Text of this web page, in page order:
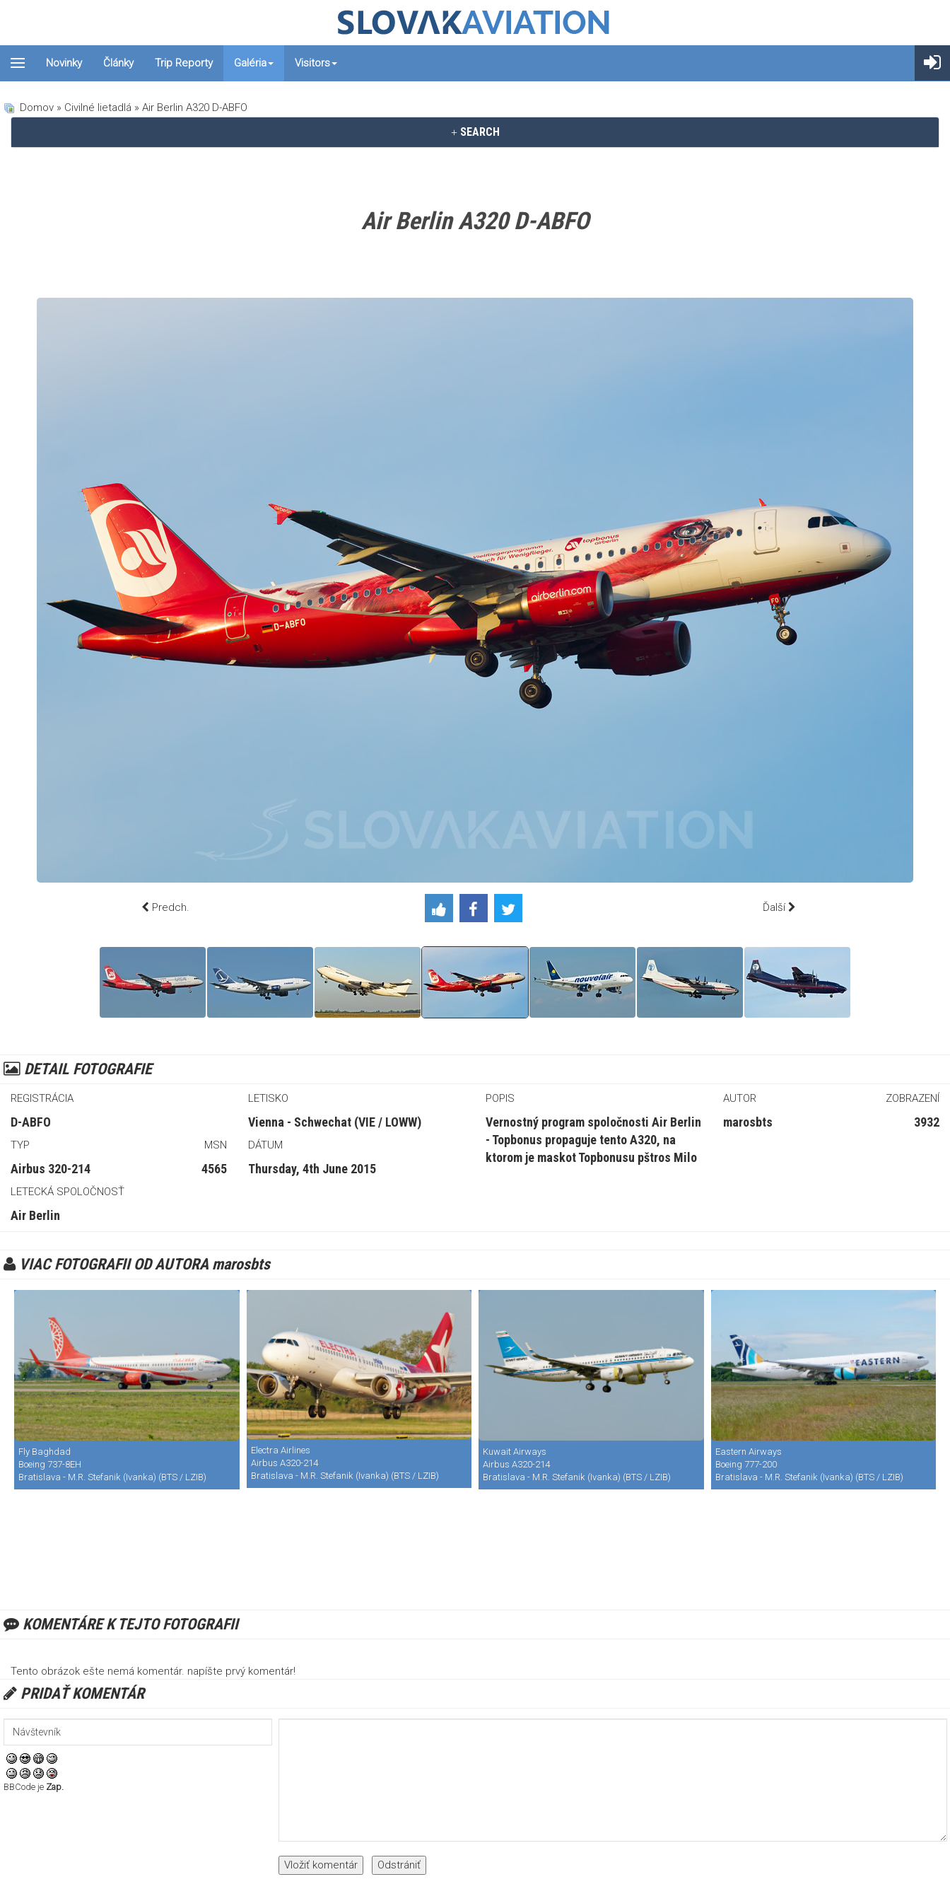
Novinky Články Trip Reporty Galéria Visitors
Domov » Civilné lietadlá » Air Berlin A320 D-ABFO
SEARCH
Air Berlin A320 D-ABFO
Predch. Ďalší
DETAIL FOTOGRAFIE
REGISTRÁCIA
D-ABFO
TYP MSN
Airbus 320-214 4565
LETECKÁ SPOLOČNOSŤ
Air Berlin
LETISKO
Vienna - Schwechat (VIE / LOWW)
DÁTUM
Thursday, 4th June 2015
POPIS
Vernostný program spoločnosti Air Berlin
- Topbonus propaguje tento A320, na
ktorom je maskot Topbonusu pštros Milo
AUTOR ZOBRAZENÍ
marosbts 3932
VIAC FOTOGRAFII OD AUTORA marosbts
Fly Baghdad
Boeing 737-8EH
Bratislava - M.R. Stefanik (Ivanka) (BTS / LZIB)
Electra Airlines
Airbus A320-214
Bratislava - M.R. Stefanik (Ivanka) (BTS / LZIB)
Kuwait Airways
Airbus A320-214
Bratislava - M.R. Stefanik (Ivanka) (BTS / LZIB)
Eastern Airways
Boeing 777-200
Bratislava - M.R. Stefanik (Ivanka) (BTS / LZIB)
KOMENTÁRE K TEJTO FOTOGRAFII
Tento obrázok ešte nemá komentár. napíšte prvý komentár!
PRIDAŤ KOMENTÁR
BBCode je Zap.